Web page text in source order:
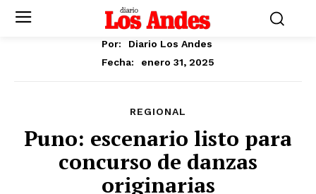
Por:
Diario Los Andes
Fecha:
enero 31, 2025
REGIONAL
Puno: escenario listo para
concurso de danzas
originarias